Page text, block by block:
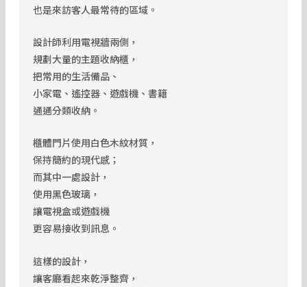
也是來訪客人最常待的區域。
設計師利用電視牆兩側，
規劃大量的主題收納櫃，
把常用的生活備品、
小家電、遙控器、遊戲機、書籍
通通分類收納。
櫃體門片使用白色木紋材質，
保持簡約的現代感；
而其中一處設計，
使用黑色玻璃，
讓電視盒或遊戲機
更容易接收到訊息。
這樣的設計，
讓客廳看起來乾淨整齊，